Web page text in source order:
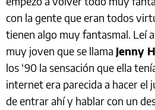
con la gente que eran todos
tienen algo muy fantasmal. Leí
muy joven que se llama Jenny
los ‘90 la sensación que ella
internet era parecida a hacer el
de entrar ahí y hablar con un